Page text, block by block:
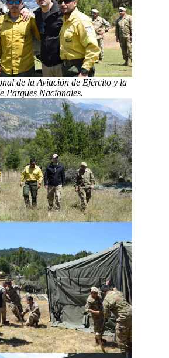
de la Aviación de Ejército y la
Parques Nacionales.